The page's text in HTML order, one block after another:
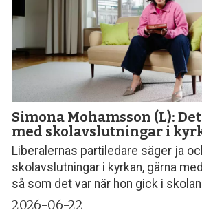
Simona Mohamsson (L):
med skol­avslutningar i
Liberalernas partiledare säger ja
skolavslutningar i kyrkan, gärna
så som det var när hon gick i
2026-06-22